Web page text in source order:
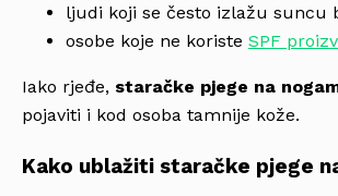
ljudi koji se često izlažu suncu
osobe koje ne koriste SPF
Iako rjeđe, staračke pjege na
pojaviti i kod osoba tamnije kože.
Kako ublažiti staračke pjege